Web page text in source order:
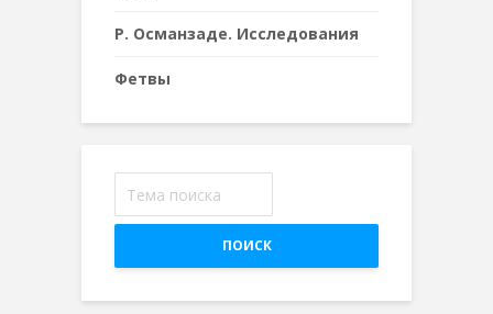
Р. Османзаде. Исследования
Фетвы
ПОИСК